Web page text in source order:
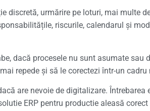
discretă, urmărire pe loturi, mai multe
riscurile, calendarul și
dacă procesele nu sunt asumate
repede și să le corectezi într-un
are nevoie de digitalizare.
ERP pentru productie aleasă